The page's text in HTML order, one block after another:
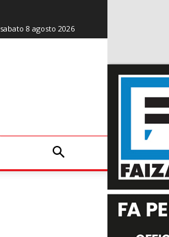
sabato 8 agosto 2026